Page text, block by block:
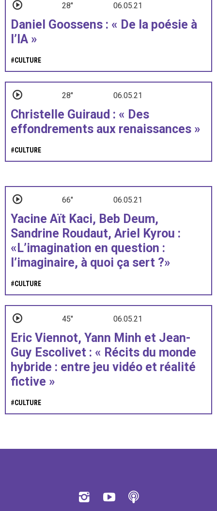
28" 06.05.21
Daniel Goossens : « De la poésie à
l’IA »
#CULTURE
28" 06.05.21
Christelle Guiraud : « Des
effondrements aux renaissances »
#CULTURE
66" 06.05.21
Yacine Aït Kaci, Beb Deum,
Sandrine Roudaut, Ariel Kyrou :
«L’imagination en question :
l’imaginaire, à quoi ça sert ?»
#CULTURE
45" 06.05.21
Eric Viennot, Yann Minh et Jean-
Guy Escolivet : « Récits du monde
hybride : entre jeu vidéo et réalité
fictive »
#CULTURE